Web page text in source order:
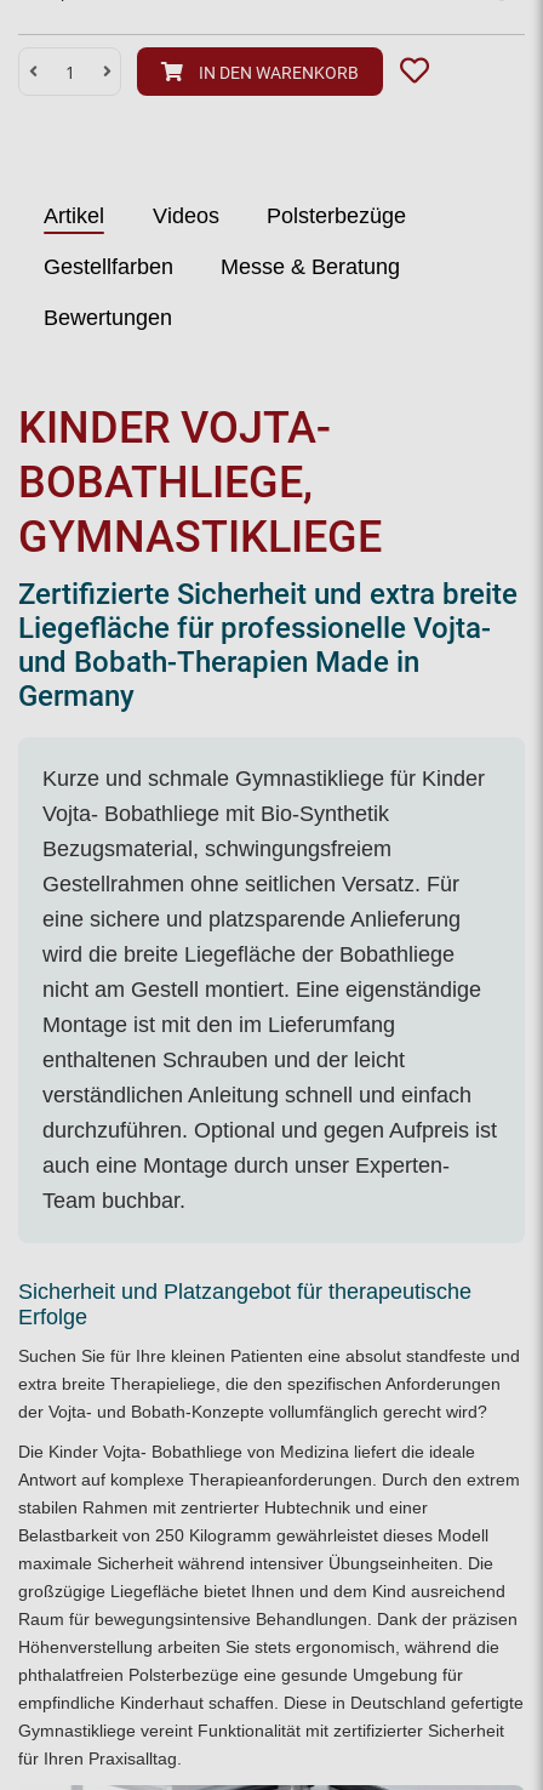
IN DEN WARENKORB
Artikel Videos Polsterbezüge
Gestellfarben Messe & Beratung
Bewertungen
KINDER VOJTA-
BOBATHLIEGE,
GYMNASTIKLIEGE
Zertifizierte Sicherheit und extra breite
Liegefläche für professionelle Vojta-
und Bobath-Therapien Made in
Germany
Kurze und schmale Gymnastikliege für Kinder
Vojta- Bobathliege mit Bio-Synthetik
Bezugsmaterial, schwingungsfreiem
Gestellrahmen ohne seitlichen Versatz. Für
eine sichere und platzsparende Anlieferung
wird die breite Liegefläche der Bobathliege
nicht am Gestell montiert. Eine eigenständige
Montage ist mit den im Lieferumfang
enthaltenen Schrauben und der leicht
verständlichen Anleitung schnell und einfach
durchzuführen. Optional und gegen Aufpreis ist
auch eine Montage durch unser Experten-
Team buchbar.
Sicherheit und Platzangebot für therapeutische
Erfolge
Suchen Sie für Ihre kleinen Patienten eine absolut standfeste und
extra breite Therapieliege, die den spezifischen Anforderungen
der Vojta- und Bobath-Konzepte vollumfänglich gerecht wird?
Die Kinder Vojta- Bobathliege von Medizina liefert die ideale
Antwort auf komplexe Therapieanforderungen. Durch den extrem
stabilen Rahmen mit zentrierter Hubtechnik und einer
Belastbarkeit von 250 Kilogramm gewährleistet dieses Modell
maximale Sicherheit während intensiver Übungseinheiten. Die
großzügige Liegefläche bietet Ihnen und dem Kind ausreichend
Raum für bewegungsintensive Behandlungen. Dank der präzisen
Höhenverstellung arbeiten Sie stets ergonomisch, während die
phthalatfreien Polsterbezüge eine gesunde Umgebung für
empfindliche Kinderhaut schaffen. Diese in Deutschland gefertigte
Gymnastikliege vereint Funktionalität mit zertifizierter Sicherheit
für Ihren Praxisalltag.